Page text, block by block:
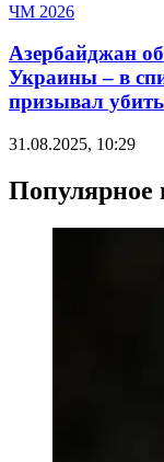
ЧМ 2026
Азербайджан
Украины – в
призывал
31.08.2025, 10:29
Популярное